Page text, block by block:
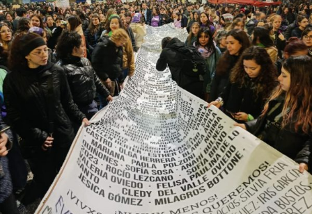
bonaerense, para conocer y escuchar a isleños,
productores, docentes, ambientalistas y vecinos que
resisten otra avanzada sobre un territorio en disputa.
Por Francisco Pandolfi